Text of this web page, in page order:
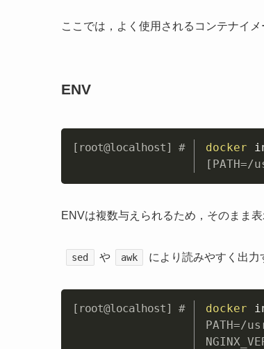
ここでは，よく使用されるコンテナイ
ENV
docker
ENVは複数与えられるため，そのまま
sed や awk により読みやすく出力
docker